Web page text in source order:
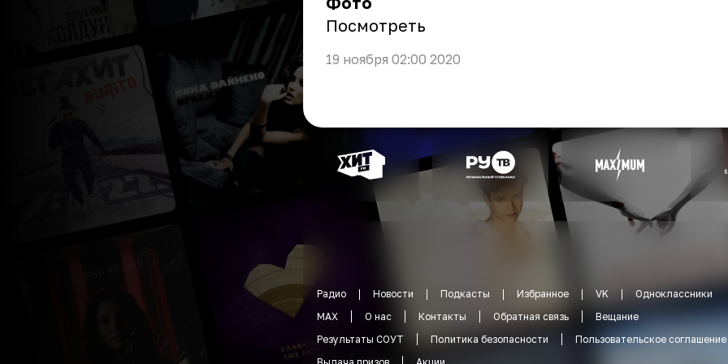
Посмотреть
19 ноября 02:00 2020
Радио Новости Подкасты Избранное VK
Одноклассники
MAX
О нас Контакты Обратная связь
Вещание
Результаты СОУТ
Политика безопасности
Пользовательское соглашение